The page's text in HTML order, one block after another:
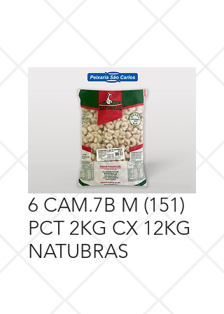
6 CAM.7B M (151)
PCT 2KG CX 12KG
NATUBRAS